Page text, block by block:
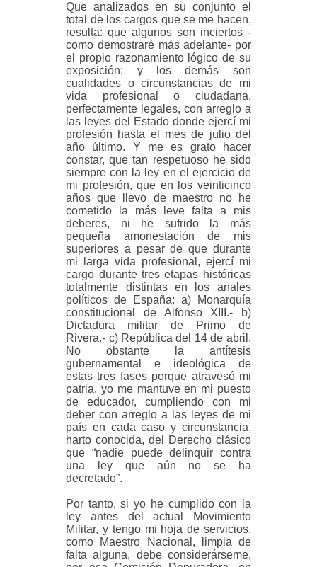
Que analizados en su conjunto el
total de los cargos que se me hacen,
resulta: que algunos son inciertos -
como demostraré más adelante- por
el propio razonamiento lógico de su
exposición; y los demás son
cualidades o circunstancias de mi
vida profesional o ciudadana,
perfectamente legales, con arreglo a
las leyes del Estado donde ejercí mi
profesión hasta el mes de julio del
año último. Y me es grato hacer
constar, que tan respetuoso he sido
siempre con la ley en el ejercicio de
mi profesión, que en los veinticinco
años que llevo de maestro no he
cometido la más leve falta a mis
deberes, ni he sufrido la más
pequeña amonestación de mis
superiores a pesar de que durante
mi larga vida profesional, ejercí mi
cargo durante tres etapas históricas
totalmente distintas en los anales
políticos de España: a) Monarquía
constitucional de Alfonso XIII.- b)
Dictadura militar de Primo de
Rivera.- c) República del 14 de abril.
No obstante la antítesis
gubernamental e ideológica de
estas tres fases porque atravesó mi
patria, yo me mantuve en mi puesto
de educador, cumpliendo con mi
deber con arreglo a las leyes de mi
país en cada caso y circunstancia,
harto conocida, del Derecho clásico
que “nadie puede delinquir contra
una ley que aún no se ha
decretado”.
Por tanto, si yo he cumplido con la
ley antes del actual Movimiento
Militar, y tengo mi hoja de servicios,
como Maestro Nacional, limpia de
falta alguna, debe considerárseme,